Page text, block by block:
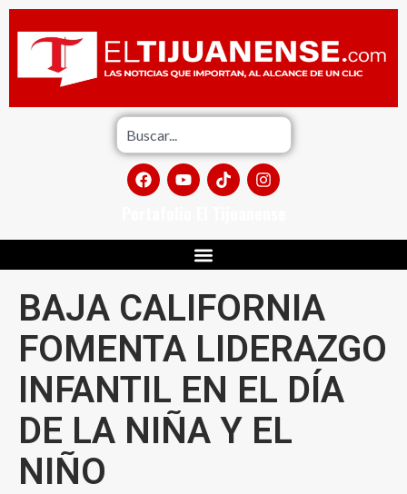
BAJA CALIFORNIA
FOMENTA LIDERAZGO
INFANTIL EN EL DÍA
DE LA NIÑA Y EL
NIÑO